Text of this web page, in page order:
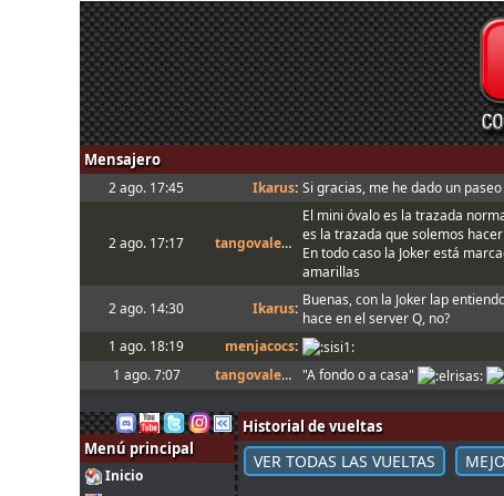
Mensajero
2 ago. 17:45 Ikarus: Si gracias, me he dado un
2 ago. 17:17 tangovalens
El mini óvalo es la trazada
es la trazada que solemos
En todo caso la Joker está
amarillas
2 ago. 14:30
Ikarus: Buenas, con la Joker lap
hace en el server Q, no?
1 ago. 18:19
menjacocs:
1 ago. 7:07
tangovalens "A fondo o a casa"
31 jul. 12:40
camtawn: Menjacocs, ten agallas y T1 ; *en
31 jul. 10:51
mitsumeku : Tienes que enviarlo al host
setup
Menú principal
Inicio
Historial de vueltas
VER TODAS LAS VUELTAS